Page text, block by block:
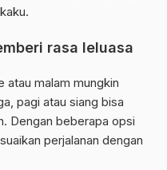
rasa leluasa
atau malam mungkin
pagi atau siang bisa
Dengan beberapa opsi
perjalanan dengan